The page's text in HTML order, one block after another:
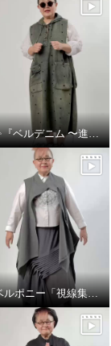
✨『ベルデニム 〜進化を感じるデニムスタイル〜』✨
ベルポニー「視線集める大人の遊びを装う」